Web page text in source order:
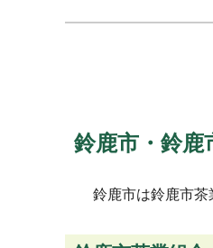
鈴鹿市・鈴鹿
鈴鹿市は鈴鹿市茶